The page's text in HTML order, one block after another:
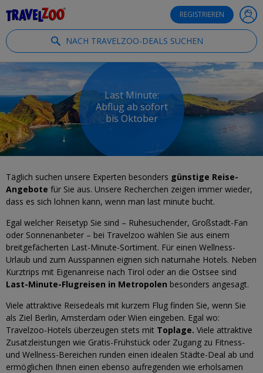
REGISTRIEREN
NACH TRAVELZOO-DEALS SUCHEN
Last Minute:
Abflug ab sofort
bis Oktober
Täglich suchen unsere Experten besonders günstige Reise-
Angebote für Sie aus. Unsere Recherchen zeigen immer wieder,
dass es sich lohnen kann, wenn man last minute bucht.
Egal welcher Reisetyp Sie sind – Ruhesuchender, Großstadt-Fan
oder Sonnenanbeter – bei Travelzoo wählen Sie aus einem
breitgefächerten Last-Minute-Sortiment. Für einen Wellness-
Urlaub und zum Ausspannen eignen sich naturnahe Hotels. Neben
Kurztrips mit Eigenanreise nach Tirol oder an die Ostsee sind
Last-Minute-Flugreisen in Metropolen besonders angesagt.
Viele attraktive Reisedeals mit kurzem Flug finden Sie, wenn Sie
als Ziel Berlin, Amsterdam oder Wien eingeben. Egal wo:
Travelzoo-Hotels überzeugen stets mit Toplage. Viele attraktive
Zusatzleistungen wie Gratis-Frühstück oder Zugang zu Fitness-
und Wellness-Bereichen runden einen idealen Städte-Deal ab und
ermöglichen Ihnen einen ebenso aufregenden wie erholsamen